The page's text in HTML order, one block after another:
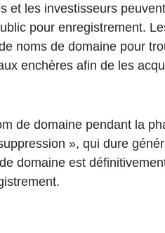
et les investisseurs
pour enregistrement.
noms de domaine pour
enchères afin de les
de domaine pendant la
», qui dure
domaine est